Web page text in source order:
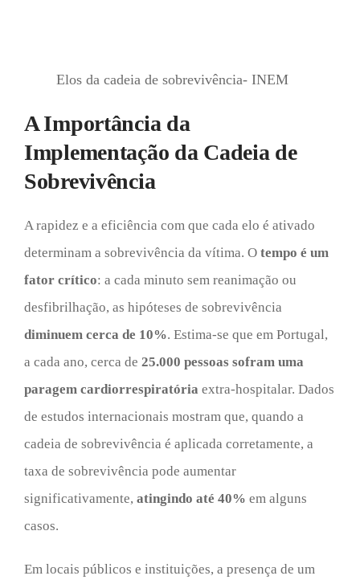
Elos da cadeia de sobrevivência- INEM
A Importância da
Implementação da Cadeia de
Sobrevivência
A rapidez e a eficiência com que cada elo é ativado
determinam a sobrevivência da vítima. O tempo é um
fator crítico: a cada minuto sem reanimação ou
desfibrilhação, as hipóteses de sobrevivência
diminuem cerca de 10%. Estima-se que em Portugal,
a cada ano, cerca de 25.000 pessoas sofram uma
paragem cardiorrespiratória extra-hospitalar. Dados
de estudos internacionais mostram que, quando a
cadeia de sobrevivência é aplicada corretamente, a
taxa de sobrevivência pode aumentar
significativamente, atingindo até 40% em alguns
casos.
Em locais públicos e instituições, a presença de um